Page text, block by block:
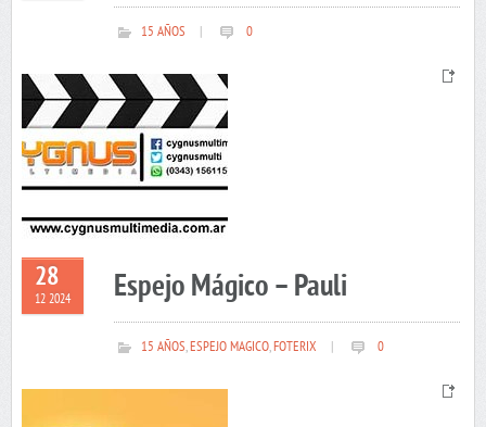
15 AÑOS 0
28
12 2024 Espejo Mágico – Pauli
15 AÑOS,ESPEJO MAGICO,FOTERIX 0